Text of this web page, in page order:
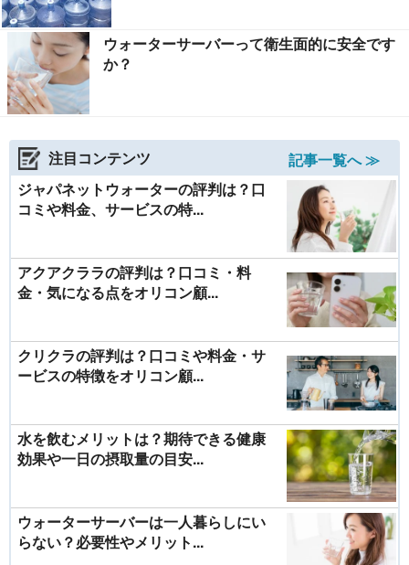
ウォーターサーバーって衛生面的に安全です
か？
注目コンテンツ
記事一覧へ ≫
ジャパネットウォーターの評判は？口
コミや料金、サービスの特...
アクアクララの評判は？口コミ・料
金・気になる点をオリコン顧...
クリクラの評判は？口コミや料金・サ
ービスの特徴をオリコン顧...
水を飲むメリットは？期待できる健康
効果や一日の摂取量の目安...
ウォーターサーバーは一人暮らしにい
らない？必要性やメリット...